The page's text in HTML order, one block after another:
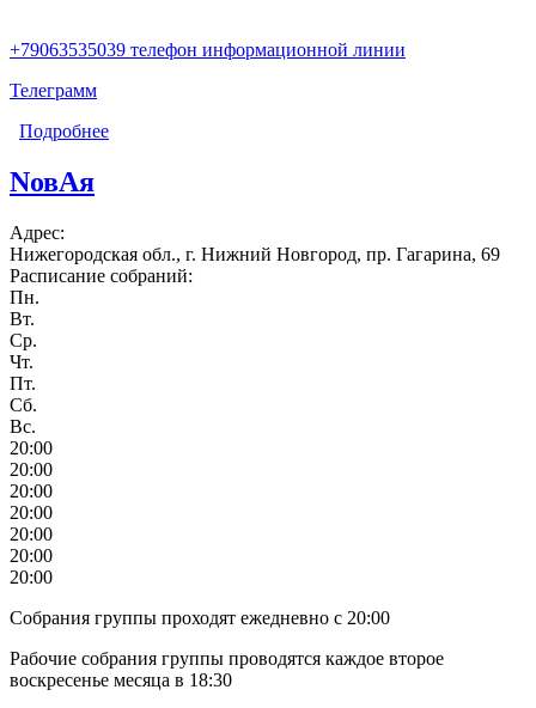
+79063535039 телефон информационной линии
Телеграмм
Подробнее
NовAя
Адрес:
Нижегородская обл., г. Нижний Новгород, пр. Гагарина, 69
Расписание собраний:
Пн.
Вт.
Ср.
Чт.
Пт.
Сб.
Вс.
20:00
20:00
20:00
20:00
20:00
20:00
20:00
Собрания группы проходят ежедневно с 20:00
Рабочие собрания группы проводятся каждое второе
воскресенье месяца в 18:30